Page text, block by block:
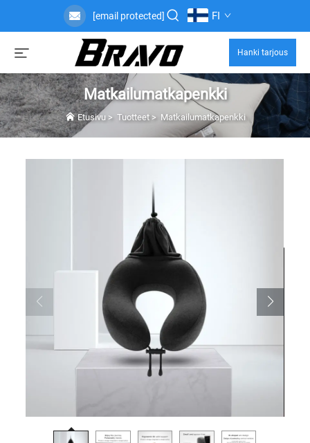
[email protected] FI
Hanki tarjous
Matkailumatkapenkki
Etusivu> Tuotteet> Matkailumatkapenkki